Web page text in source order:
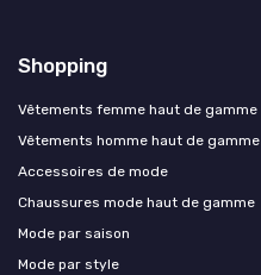
Shopping
Vêtements femme haut de gamme
Vêtements homme haut de gamme
Accessoires de mode
Chaussures mode haut de gamme
Mode par saison
Mode par style